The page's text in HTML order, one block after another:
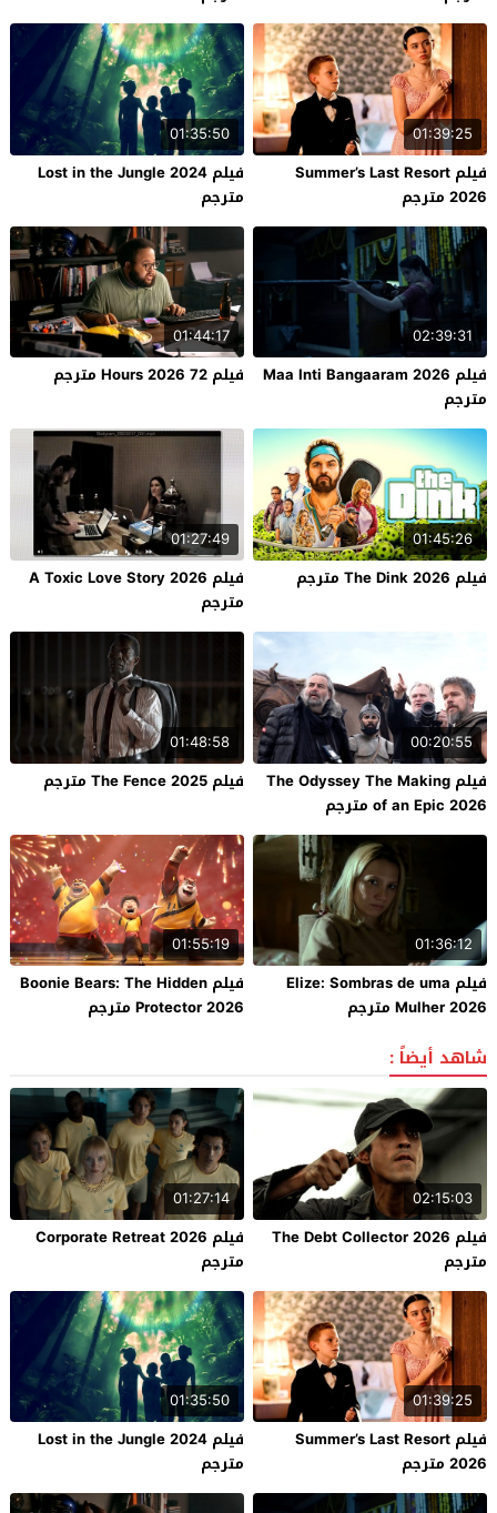
01:39:25
فيلم Summer’s Last Resort
2026 مترجم
01:35:50
فيلم Lost in the Jungle 2024
مترجم
02:39:31
فيلم Maa Inti Bangaaram 2026
مترجم
01:44:17
فيلم 72 Hours 2026 مترجم
01:45:26
فيلم The Dink 2026 مترجم
01:27:49
فيلم A Toxic Love Story 2026
مترجم
00:20:55
فيلم The Odyssey The Making
of an Epic 2026 مترجم
01:48:58
فيلم The Fence 2025 مترجم
01:36:12
فيلم Elize: Sombras de uma
Mulher 2026 مترجم
01:55:19
فيلم Boonie Bears: The Hidden
Protector 2026 مترجم
شاهد أيضاً :
02:15:03
فيلم The Debt Collector 2026
مترجم
01:27:14
فيلم Corporate Retreat 2026
مترجم
01:39:25
فيلم Summer’s Last Resort
2026 مترجم
01:35:50
فيلم Lost in the Jungle 2024
مترجم